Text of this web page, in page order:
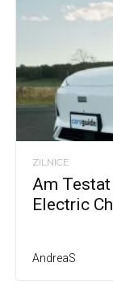
ZILNICE
Am Testat
Electric
AndreaS